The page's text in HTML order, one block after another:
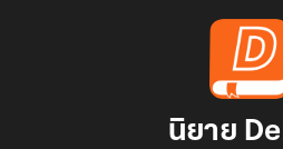
นิยาย